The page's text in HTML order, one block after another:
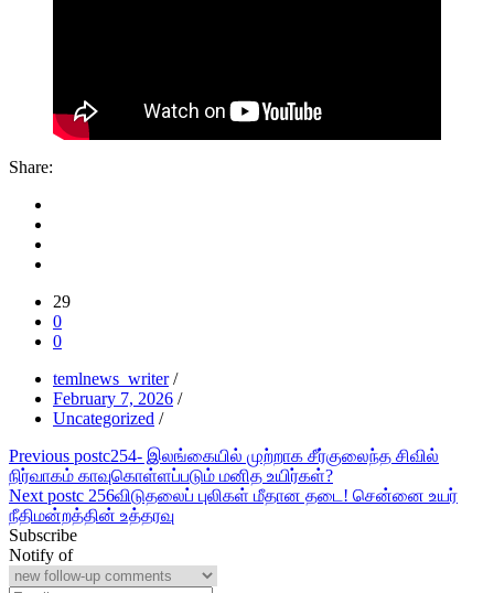
Share:
29
0
0
temlnews_writer /
February 7, 2026 /
Uncategorized /
Post
navigation
Previous postc254- இலங்கையில் முற்றாக சீர்குலைந்த சிவில்
நிர்வாகம் காவுகொள்ளப்படும் மனித உயிர்கள்?
Next postc 256விடுதலைப் புலிகள் மீதான தடை! சென்னை உயர்
நீதிமன்றத்தின் உத்தரவு
Subscribe
Notify of